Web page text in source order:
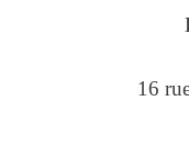
16